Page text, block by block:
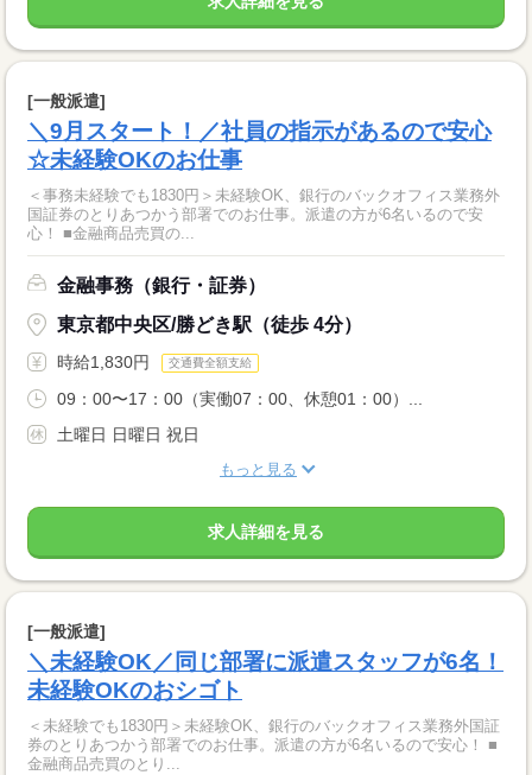
[一般派遣]
＼9月スタート！／社員の指示があるので安心
☆未経験OKのお仕事
＜事務未経験でも1830円＞未経験OK、銀行のバックオフィス業務外
国証券のとりあつかう部署でのお仕事。派遣の方が6名いるので安
心！ ■金融商品売買の...
金融事務（銀行・証券）
東京都中央区/勝どき駅（徒歩 4分）
時給1,830円 交通費全額支給
09：00〜17：00（実働07：00、休憩01：00）...
土曜日 日曜日 祝日
もっと見る
求人詳細を見る
[一般派遣]
＼未経験OK／同じ部署に派遣スタッフが6名！
未経験OKのおシゴト
＜未経験でも1830円＞未経験OK、銀行のバックオフィス業務外国証
券のとりあつかう部署でのお仕事。派遣の方が6名いるので安心！ ■
金融商品売買のとり...